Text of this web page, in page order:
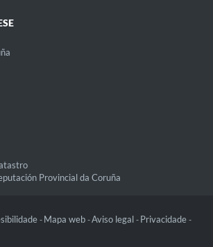
Provincial da Coruña
- Mapa web -Aviso legal - Privacidade -